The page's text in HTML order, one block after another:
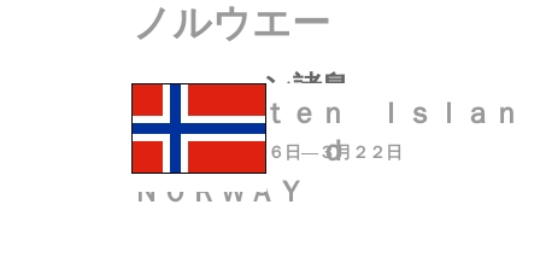
Ｎ０ＲＷＡＹ
Ｌｏｆｏｔｅｎ Ｉｓｌａｎ
ｄ
ロフォ‐テン諸島
２月２６ 日― ３月２２日
ノルウエー